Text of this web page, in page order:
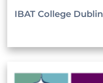
IBAT College Dublin